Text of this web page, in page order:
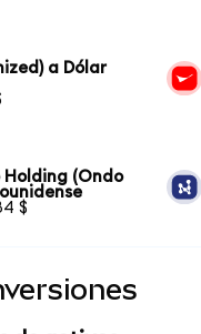
a Dólar
Holding (Ondo
$